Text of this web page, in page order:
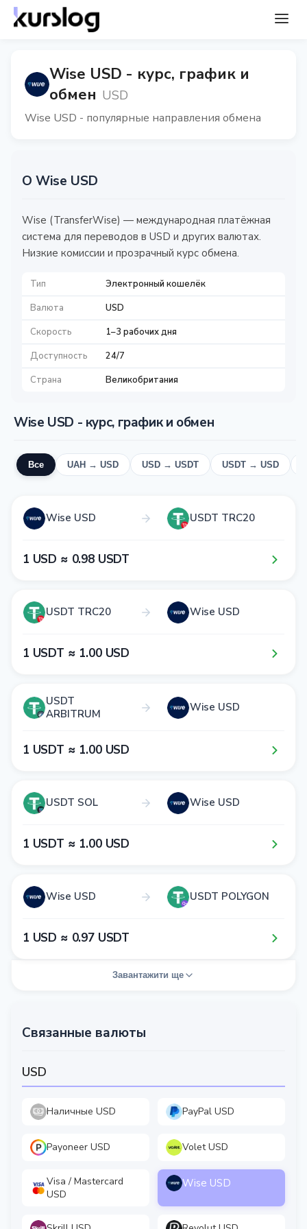
Wise USD - курс, график и
обмен USD
Wise USD - популярные направления обмена
О Wise USD
Wise (TransferWise) — международная платёжная
система для переводов в USD и других валютах.
Низкие комиссии и прозрачный курс обмена.
Тип
Электронный кошелёк
Валюта
USD
Скорость
1–3 рабочих дня
Доступность
24/7
Страна
Великобритания
Wise USD - курс, график и обмен
Все UAH → USD USD → USDT USDT → USD
Wise USD USDT TRC20
1​ USD ≈ 0​.9​8​ USDT
USDT TRC20 Wise USD
1​ USDT ≈ 1​.0​0​ USD
USDT
ARBITRUM
Wise USD
1​ USDT ≈ 1​.0​0​ USD
USDT SOL Wise USD
1​ USDT ≈ 1​.0​0​ USD
Wise USD USDT POLYGON
1​ USD ≈ 0​.9​7​ USDT
Завантажити ще
Связанные валюты
USD
Наличные USD PayPal USD
Payoneer USD Volet USD
Visa / Mastercard
USD
Wise USD